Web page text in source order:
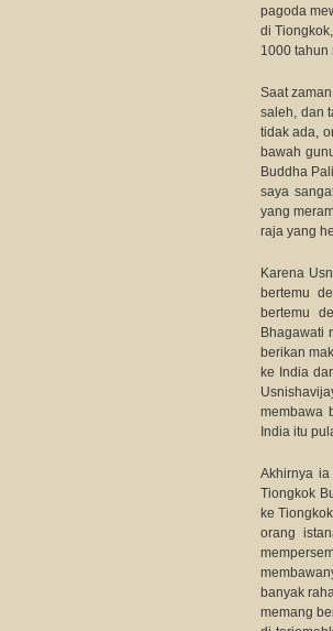
pagoda
di
1000 tahun
Saat
saleh, dan
tidak ada,
bawah
Buddha
saya
yang
raja yang
Karena
bertemu
bertemu
Bhagawati
berikan
ke India
membawa
India itu
Akhirnya
Tiongkok
ke
orang
banyak
memang